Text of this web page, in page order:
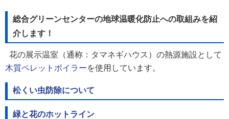
総合グリーンセンターの地球温暖化防止への取組みを紹
介します！
花の展示温室（通称：タマネギハウス）の熱源施設として
木質ペレットボイラーを使用しています。
松くい虫防除について
緑と花のホットライン